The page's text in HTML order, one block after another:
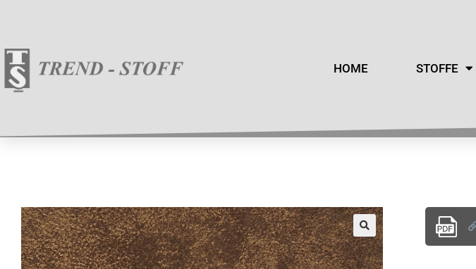
HOME STOFFE